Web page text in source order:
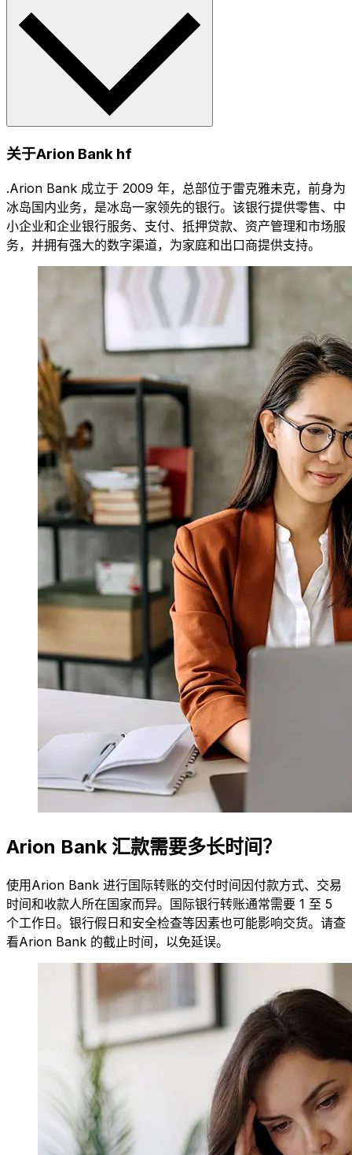
关于Arion Bank hf
.Arion Bank 成立于 2009 年，总部位于雷克雅未克，前身为
冰岛国内业务，是冰岛一家领先的银行。该银行提供零售、中
小企业和企业银行服务、支付、抵押贷款、资产管理和市场服
务，并拥有强大的数字渠道，为家庭和出口商提供支持。
Arion Bank 汇款需要多长时间？
使用Arion Bank 进行国际转账的交付时间因付款方式、交易
时间和收款人所在国家而异。国际银行转账通常需要 1 至 5
个工作日。银行假日和安全检查等因素也可能影响交货。请查
看Arion Bank 的截止时间，以免延误。